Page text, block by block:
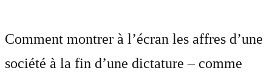
Comment montrer à l’écran les affres d’une
société à la fin d’une dictature – comme